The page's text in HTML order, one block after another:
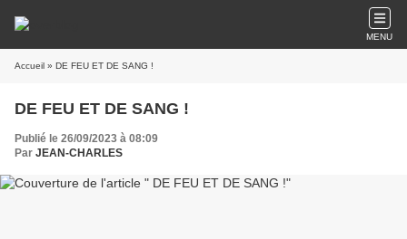
MENU
Accueil » DE FEU ET DE SANG !
DE FEU ET DE SANG !
Publié le 26/09/2023 à 08:09
Par JEAN-CHARLES